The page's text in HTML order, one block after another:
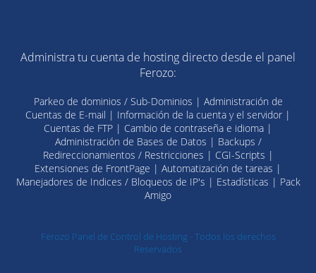
Administra tu cuenta de hosting directo desde el panel
Ferozo:
Parkeo de dominios / Sub-Dominios | Administración de
Cuentas de E-mail | Información de la cuenta y el servidor |
Cuentas de FTP | Cambio de contraseña e idioma |
Administración de Bases de Datos | Backups /
Redireccionamientos / Restricciones | CGI-Scripts |
Extensiones de FrontPage | Automatización de tareas |
Manejadores de Indices / Bloqueos de IP's | Estadísticas | Pack
Amigo
Ferozo Panel de Control de Hosting - Todos los derechos
Reservados